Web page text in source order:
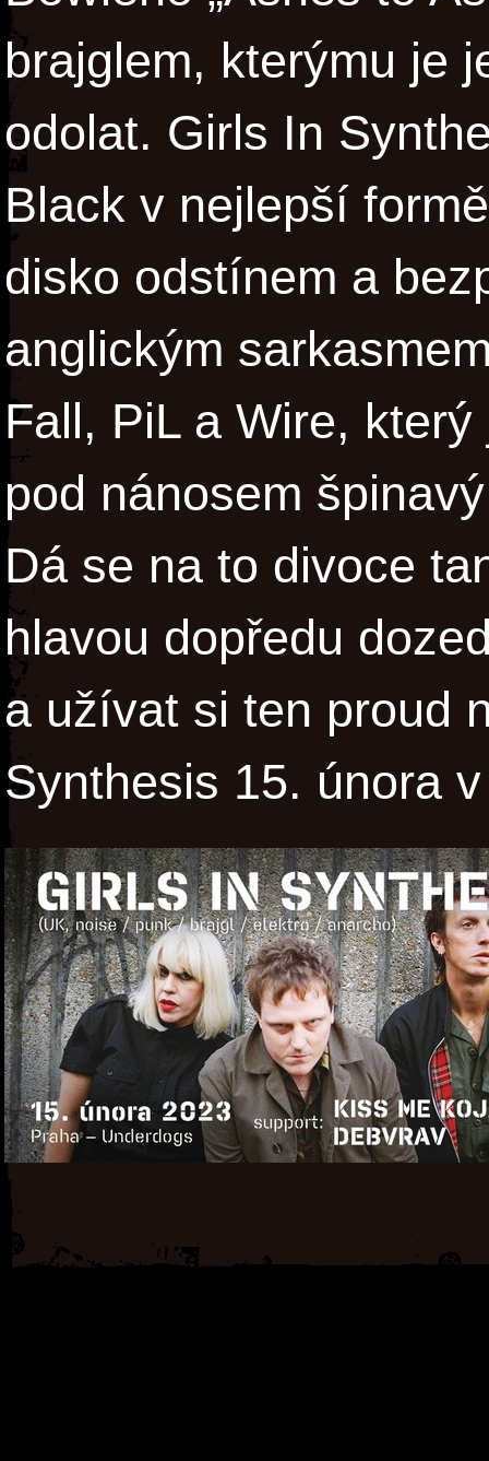
brajglem, kterýmu je
odolat. Girls In
Black v nejlepší
disko odstínem a
anglickým
Fall, PiL a Wire,
pod nánosem
Dá se na to divoce
hlavou dopředu
a užívat si ten proud
Synthesis 15. února